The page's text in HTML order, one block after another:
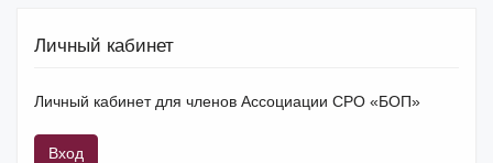
Личный кабинет
Личный кабинет для членов Ассоциации СРО «БОП»
Вход